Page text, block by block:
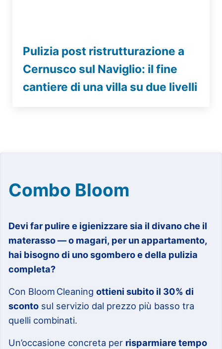
Pulizia post ristrutturazione a
Cernusco sul Naviglio: il fine
cantiere di una villa su due livelli
Combo Bloom
Devi far pulire e igienizzare sia il divano che il
materasso — o magari, per un appartamento,
hai bisogno di uno sgombero e della pulizia
completa?
Con Bloom Cleaningottieni subito il 30% di
sconto sul servizio dal prezzo più basso tra
quelli combinati.
Un’occasione concreta per risparmiare tempo